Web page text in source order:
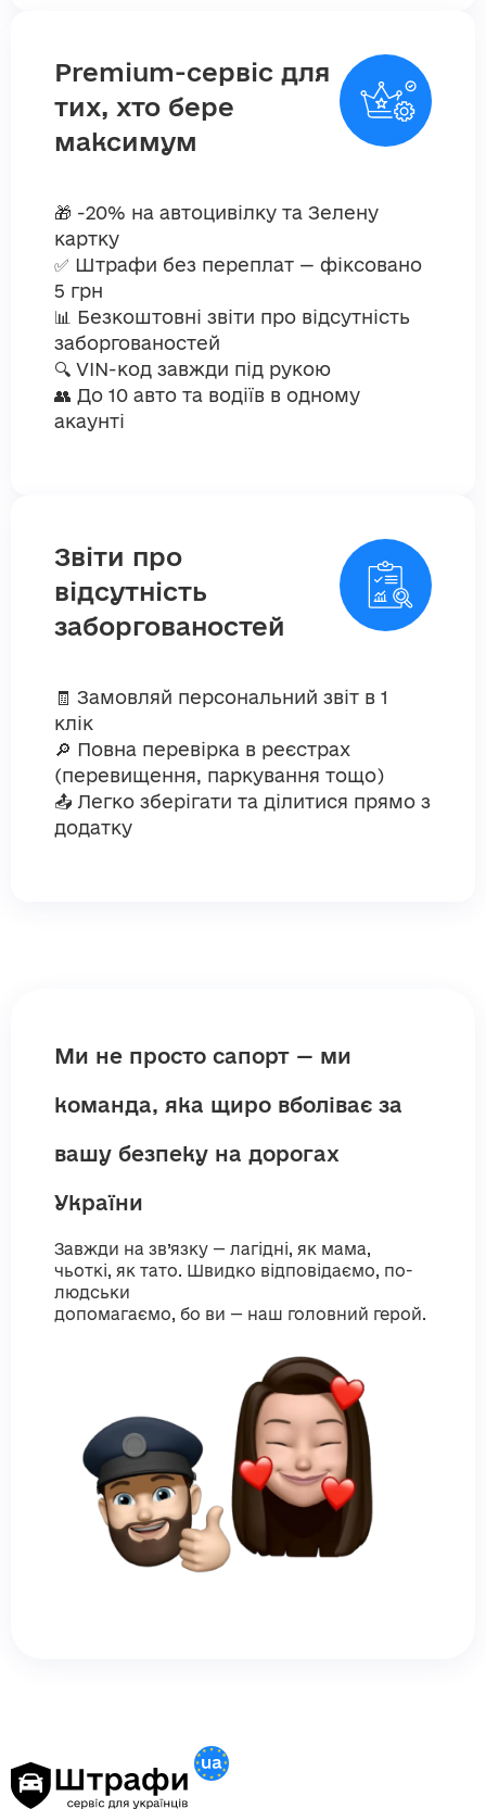
Premium-сервіс для
тих, хто бере
максимум
🎁 -20% на автоцивілку та Зелену
картку
✅ Штрафи без переплат — фіксовано
5 грн
📊 Безкоштовні звіти про відсутність
заборгованостей
🔍 VIN-код завжди під рукою
👥 До 10 авто та водіїв в одному
акаунті
Звіти про
відсутність
заборгованостей
🧾 Замовляй персональний звіт в 1
клік
🔎 Повна перевірка в реєстрах
(перевищення, паркування тощо)
📤 Легко зберігати та ділитися прямо з
додатку
Ми не просто сапорт — ми
команда, яка щиро вболіває за
вашу безпеку на дорогах
України
Завжди на зв’язку — лагідні, як мама,
чьоткі, як тато. Швидко відповідаємо, по-
людськи
допомагаємо, бо ви — наш головний герой.